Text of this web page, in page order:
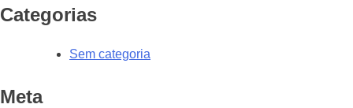
Categorias
Sem categoria
Meta